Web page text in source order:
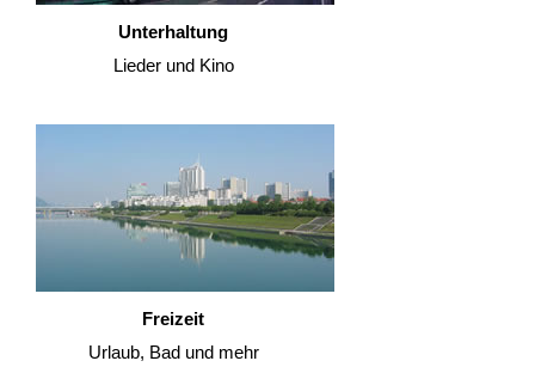
Unterhaltung
Lieder und Kino
Freizeit
Urlaub, Bad und mehr